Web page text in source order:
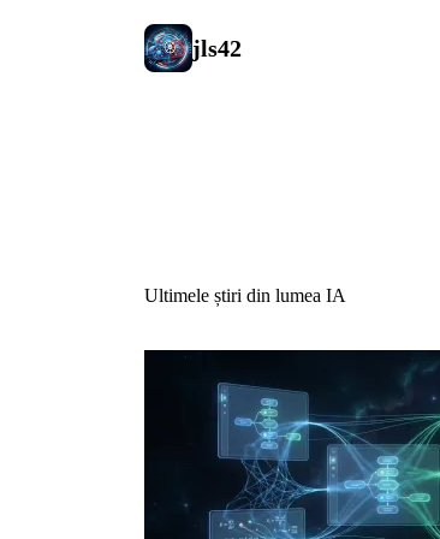
jls42
Ultimele știri din lumea IA